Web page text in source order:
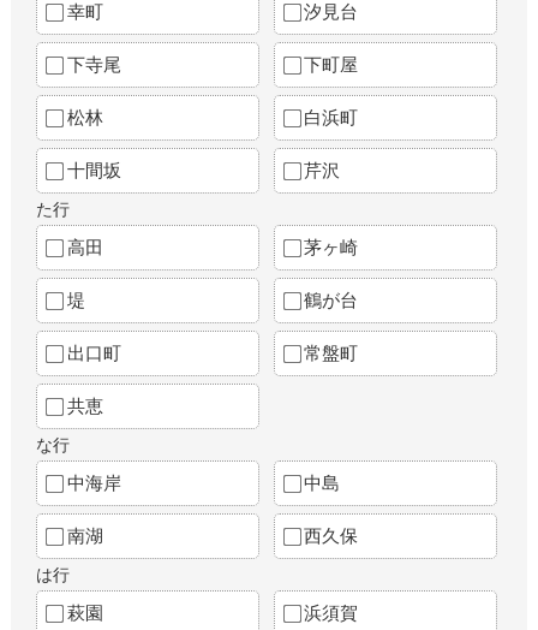
幸町 汐見台
下寺尾 下町屋
松林 白浜町
十間坂 芹沢
た行
高田 茅ヶ崎
堤 鶴が台
出口町 常盤町
共恵
な行
中海岸 中島
南湖 西久保
は行
萩園 浜須賀